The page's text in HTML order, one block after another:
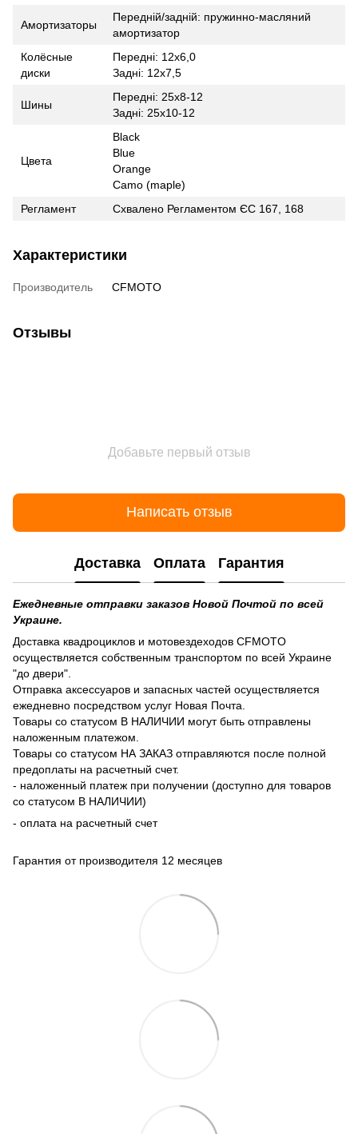
Амортизаторы
Передній/задній: пружинно-масляний
амортизатор
Колёсные
диски
Передні: 12х6,0
Задні: 12х7,5
Шины
Передні: 25х8-12
Задні: 25х10-12
Цвета
Black
Blue
Orange
Camo (maple)
Регламент
Схвалено Регламентом ЄС 167, 168
Характеристики
Производитель CFMOTO
Отзывы
Добавьте первый отзыв
Написать отзыв
Доставка Оплата Гарантия
Ежедневные отправки заказов Новой Почтой по всей
Украине.
Доставка квадроциклов и мотовездеходов CFMOTO
осуществляется собственным транспортом по всей Украине
"до двери".
Отправка аксессуаров и запасных частей осуществляется
ежедневно посредством услуг Новая Почта.
Товары со статусом В НАЛИЧИИ могут быть отправлены
наложенным платежом.
Товары со статусом НА ЗАКАЗ отправляются после полной
предоплаты на расчетный счет.
- наложенный платеж при получении (доступно для товаров
со статусом В НАЛИЧИИ)
- оплата на расчетный счет
Гарантия от производителя 12 месяцев